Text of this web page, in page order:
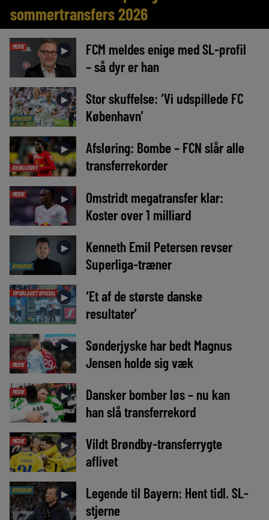
sommertransfers 2026
MEDIE ►
FCM meldes enige med SL-profil
– så dyr er han
NYHEDER
►
Stor skuffelse: ‘Vi udspillede FC
København’
EKSKLUSIVT
►
Afsløring: Bombe – FCN slår alle
transferrekorder
MEDIE ►
Omstridt megatransfer klar:
Koster over 1 milliard
NYHEDER
►
Kenneth Emil Petersen revser
Superliga-træner
TIPSBLADET SPECIAL ►
‘Et af de største danske
resultater’
MEDIE
►
Sønderjyske har bedt Magnus
Jensen holde sig væk
MEDIE ►
Dansker bomber løs – nu kan
han slå transferrekord
MEDIE ►
Vildt Brøndby-transferrygte
aflivet
NYHEDER ►
Legende til Bayern: Hent tidl. SL-
stjerne